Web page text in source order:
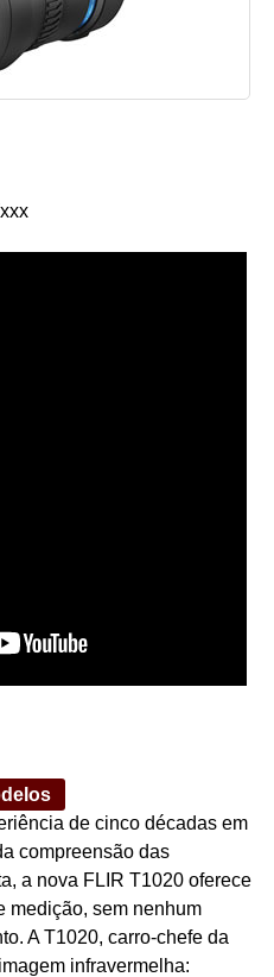
de cinco décadas em
compreensão das
a nova FLIR T1020 oferece
medição, sem nenhum
A T1020, carro-chefe da
infravermelha: